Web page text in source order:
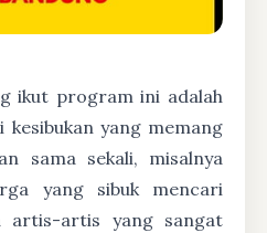
ikut program ini adalah
kesibukan yang memang
sama sekali, misalnya
yang sibuk mencari
artis-artis yang sangat